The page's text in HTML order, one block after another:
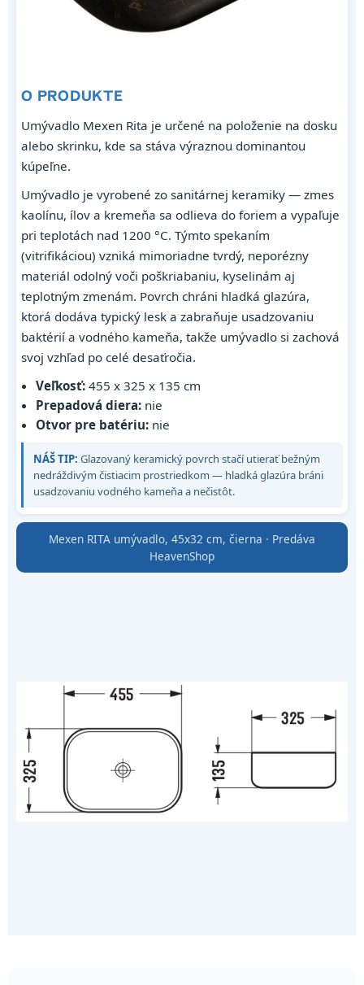
O PRODUKTE
Umývadlo Mexen Rita je určené na položenie na dosku
alebo skrinku, kde sa stáva výraznou dominantou
kúpeľne.
Umývadlo je vyrobené zo sanitárnej keramiky — zmes
kaolínu, ílov a kremeňa sa odlieva do foriem a vypaľuje
pri teplotách nad 1200 °C. Týmto spekaním
(vitrifikáciou) vzniká mimoriadne tvrdý, neporézny
materiál odolný voči poškriabaniu, kyselinám aj
teplotným zmenám. Povrch chráni hladká glazúra,
ktorá dodáva typický lesk a zabraňuje usadzovaniu
baktérií a vodného kameňa, takže umývadlo si zachová
svoj vzhľad po celé desaťročia.
Veľkosť: 455 x 325 x 135 cm
Prepadová diera: nie
Otvor pre batériu: nie
NÁŠ TIP: Glazovaný keramický povrch stačí utierať bežným
nedráždivým čistiacim prostriedkom — hladká glazúra bráni
usadzovaniu vodného kameňa a nečistôt.
Mexen RITA umývadlo, 45x32 cm, čierna · Predáva
HeavenShop